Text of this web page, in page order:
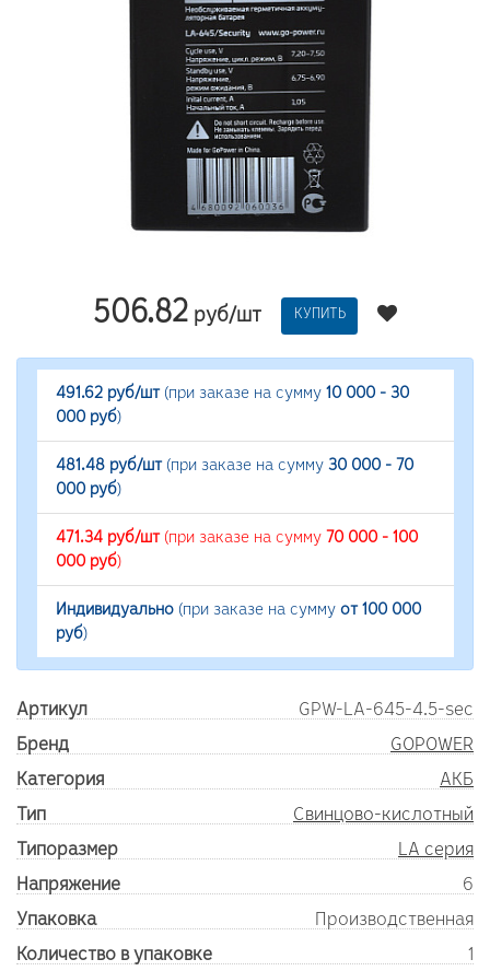
506.82 руб/шт КУПИТЬ
491.62 руб/шт(при заказе на сумму 10 000 - 30
000 руб)
481.48 руб/шт(при заказе на сумму 30 000 - 70
000 руб)
471.34 руб/шт(при заказе на сумму 70 000 - 100
000 руб)
Индивидуально (при заказе на сумму от 100 000
руб)
Артикул
GPW-LA-645-4.5-sec
Бренд
GOPOWER
Категория
АКБ
Тип
Свинцово-кислотный
Типоразмер
LA серия
Напряжение
6
Упаковка
Производственная
Количество в упаковке
1